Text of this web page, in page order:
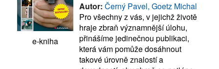
e-kniha
Autor: Černý Pavel, Goetz Michal
Pro všechny z vás, v jejichž životě
hraje zbraň významnější úlohu,
přinášíme jedinečnou publikaci,
která vám pomůže dosáhnout
takové úrovně znalostí a